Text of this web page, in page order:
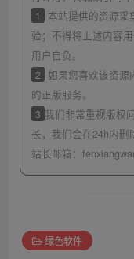
1
本站提供的资源采
验；不得将上述内容
用户自负。
2
如果您喜欢该资源
的正版服务。
3 我们非常重视版权
长，我们会在24h内删
站长邮箱：
绿色软件